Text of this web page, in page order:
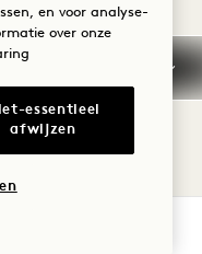
tapkranen en
viert ons
van
uit de hele
voor
all met zorg
en voor analyse-
over onze
essentieel
afwijzen